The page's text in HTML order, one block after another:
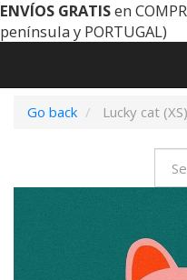
ENVÍOS GRATISen
península y PORTUGAL)
Go back
Lucky cat (XS)